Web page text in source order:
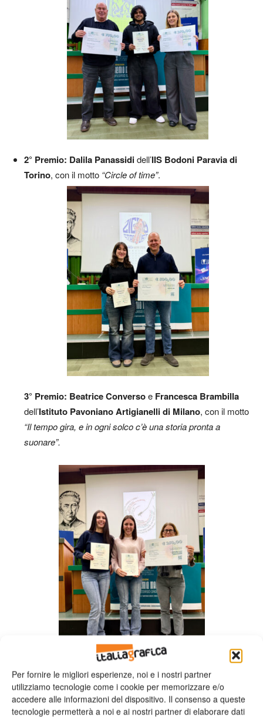
Per fornire le migliori esperienze, noi e i nostri partner
utilizziamo tecnologie come i cookie per memorizzare e/o
accedere alle informazioni del dispositivo. Il consenso a queste
tecnologie permetterà a noi e ai nostri partner di elaborare dati
2° Premio: Dalila Panassididell’IIS Bodoni Paravia di
Torino, con il motto “Circle of time”.
3° Premio: Beatrice Conversoe Francesca Brambilla
dell’Istituto Pavoniano Artigianelli di Milano, con il motto
“Il tempo gira, e in ogni solco c’è una storia pronta a
suonare”.
Sono stati inoltre conferiti numerosi premi di segnalazione a
studenti provenienti da Città di Castello (IT Franchetti –
Salviani), Palermo (IIS Ragusa Kiyohara Parlatore), Besana